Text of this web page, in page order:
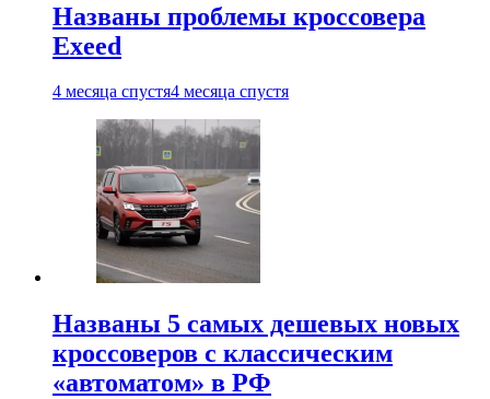
Названы проблемы кроссовера
Exeed
4 месяца спустя4 месяца спустя
Названы 5 самых дешевых новых
кроссоверов с классическим
«автоматом» в РФ